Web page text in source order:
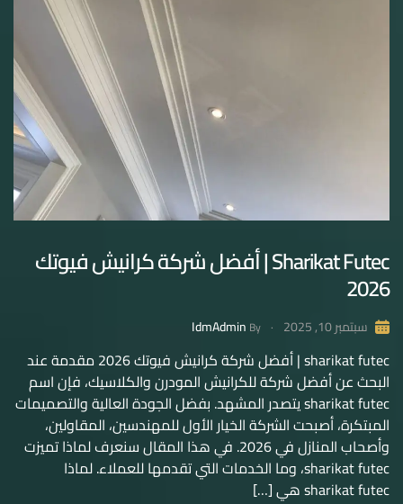
Sharikat Futec | أفضل شركة كرانيش فيوتك
2026
سبتمبر 10, 2025 By
IdmAdmin
sharikat futec | أفضل شركة كرانيش فيوتك 2026 مقدمة عند
البحث عن أفضل شركة للكرانيش المودرن والكلاسيك، فإن اسم
sharikat futec يتصدر المشهد. بفضل الجودة العالية والتصميمات
المبتكرة، أصبحت الشركة الخيار الأول للمهندسين، المقاولين،
وأصحاب المنازل في 2026. في هذا المقال سنعرف لماذا تميزت
sharikat futec، وما الخدمات التي تقدمها للعملاء. لماذا
sharikat futec هي […]